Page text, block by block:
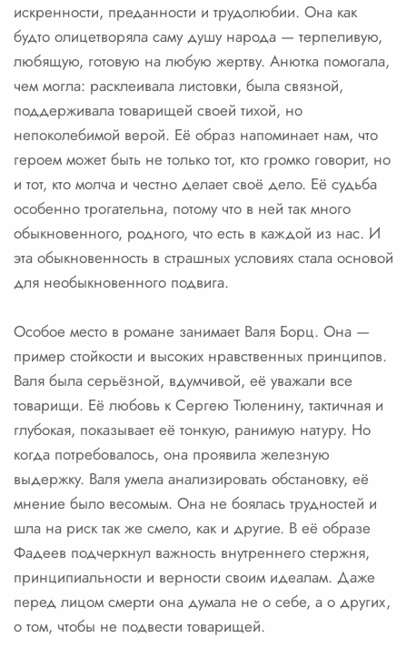
искренности, преданности и трудолюбии. Она как
будто олицетворяла саму душу народа — терпеливую,
любящую, готовую на любую жертву. Анютка помогала,
чем могла: расклеивала листовки, была связной,
поддерживала товарищей своей тихой, но
непоколебимой верой. Её образ напоминает нам, что
героем может быть не только тот, кто громко говорит, но
и тот, кто молча и честно делает своё дело. Её судьба
особенно трогательна, потому что в ней так много
обыкновенного, родного, что есть в каждой из нас. И
эта обыкновенность в страшных условиях стала основой
для необыкновенного подвига.
Особое место в романе занимает Валя Борц. Она —
пример стойкости и высоких нравственных принципов.
Валя была серьёзной, вдумчивой, её уважали все
товарищи. Её любовь к Сергею Тюленину, тактичная и
глубокая, показывает её тонкую, ранимую натуру. Но
когда потребовалось, она проявила железную
выдержку. Валя умела анализировать обстановку, её
мнение было весомым. Она не боялась трудностей и
шла на риск так же смело, как и другие. В её образе
Фадеев подчеркнул важность внутреннего стержня,
принципиальности и верности своим идеалам. Даже
перед лицом смерти она думала не о себе, а о других,
о том, чтобы не подвести товарищей.